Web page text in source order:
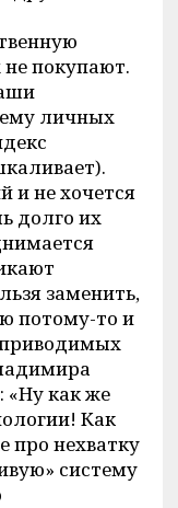
не покупают.
личных
и не хочется
долго их
заменить,
потому-то и
приводимых
«Ну как же
Как
про нехватку
систему